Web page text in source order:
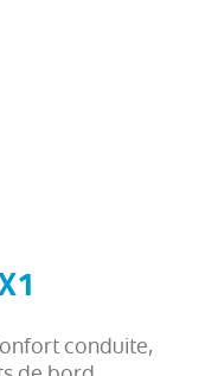
conduite,